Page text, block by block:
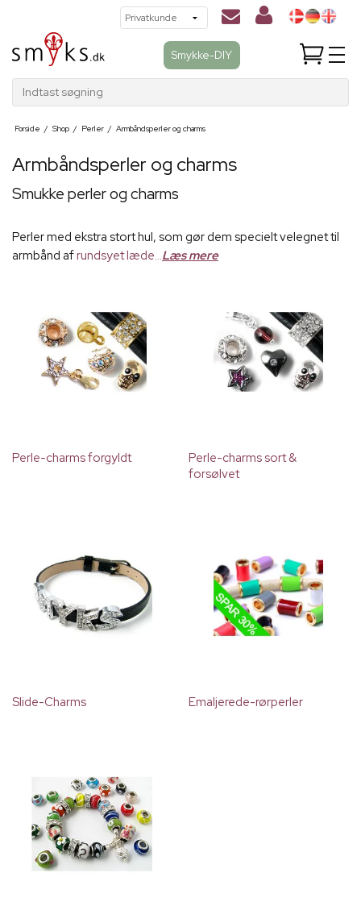
Smykke-DIY
Indtast søgning
Forside / Shop / Perler / Armbåndsperler og charms
Armbåndsperler og charms
Smukke perler og charms
Perler med ekstra stort hul, som gør dem specielt velegnet til
armbånd afrundsyet læde...Læs mere
Perle-charms forgyldt
Perle-charms sort &
forsølvet
Slide-Charms Emaljerede-rørperler